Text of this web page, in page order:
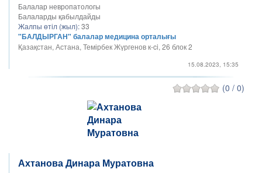
Балалар невропатологы
Балаларды қабылдайды
Жалпы өтіл (жыл):33
"БАЛДЫРГАН" балалар медицина орталығы
Қазақстан, Астана, ​Темірбек Жүргенов к-ci, 26 блок 2
15.08.2023, 15:35
(0 / 0)
Ахтанова Динара Муратовна